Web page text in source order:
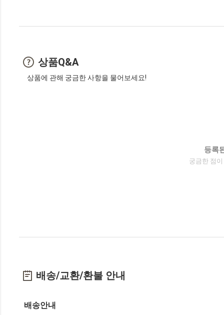
상품Q&A
상품에 관해 궁금한 사항을 물어보세요!
등록
궁금한 점
배송/교환/환불 안내
배송안내